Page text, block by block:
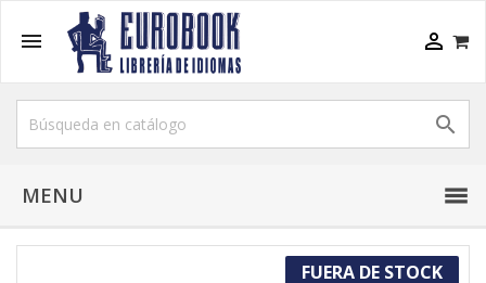
 

MENU
FUERA DE STOCK